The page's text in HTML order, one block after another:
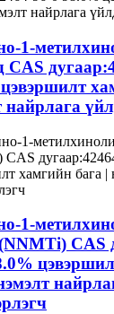
1-
CAS
найрлага
1-
CAS